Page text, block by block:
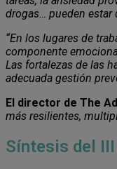
drogas… pueden estar
“En los lugares de
componente
Las fortalezas de las
adecuada gestión
El director de The
más resilientes,
Síntesis del